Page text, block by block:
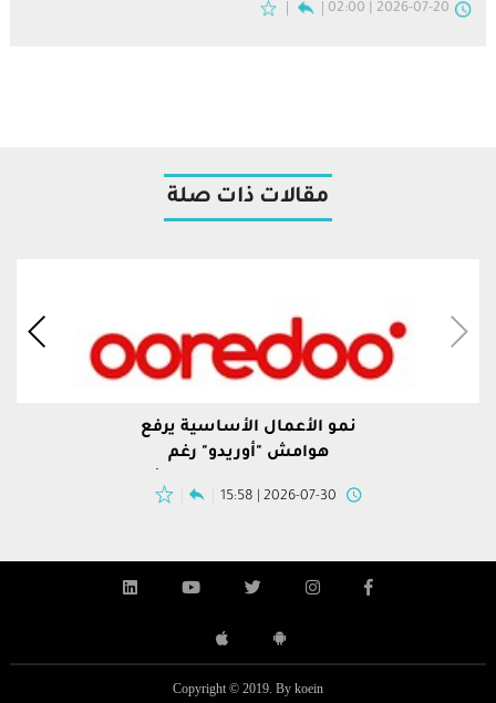
2026-07-20 | 02:00
مقالات ذات صلة
نمو الأعمال الأساسية يرفع
هوامش "أوريدو" رغم
2026-07-30 | 15:58
Copyright © 2019. By koein